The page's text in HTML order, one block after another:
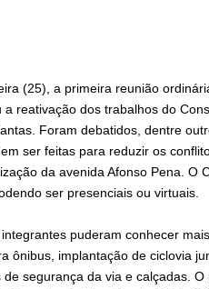
(25), a primeira reunião
reativação dos trabalhos do
Foram debatidos, dentre
ser feitas para reduzir os
da avenida Afonso Pena. O
ser presenciais ou virtuais.
puderam conhecer
ônibus, implantação de ciclovia
segurança da via e calçadas.